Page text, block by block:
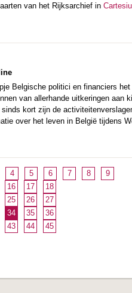
van het Rijksarchief in
Belgische politici en financiers
van allerhande uitkeringen aan
kort zijn de
over het leven in België tijdens
4 5 6 7 8
9
16 17
18
25 26
27
34 35
36
43 44
45